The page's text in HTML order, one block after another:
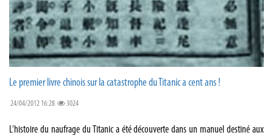
Le premier livre chinois sur la catastrophe du Titanic a cent ans !
24/04/2012 16:28 3024
L'histoire du naufrage du Titanic a été découverte dans un manuel destiné aux